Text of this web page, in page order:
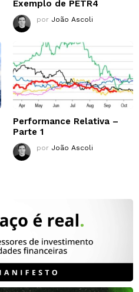
Exemplo de PETR4
por João Ascoli
Performance Relativa –
Parte 1
por João Ascoli